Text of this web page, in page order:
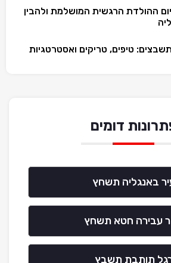
ההולדת הרגשית המושלמת ולהבין
טיפים, טריקים ואסטרטגיות
דומים
באנגליה תשחץ
עבירה חטא תשחץ
תותבת תשבץ